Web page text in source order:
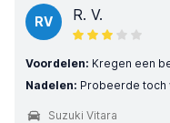
RV R. V.
Voordelen: Kregen een
Nadelen: Probeerde toch
Suzuki Vitara